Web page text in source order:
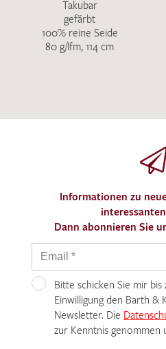
Takubar
gefärbt
100% reine Seide
80 g/lfm, 114 cm
Informationen zu
Dann abonnieren Sie
Bitte schicken Sie mir
Einwilligung den Barth &
Newsletter. Die
zur Kenntnis genommen